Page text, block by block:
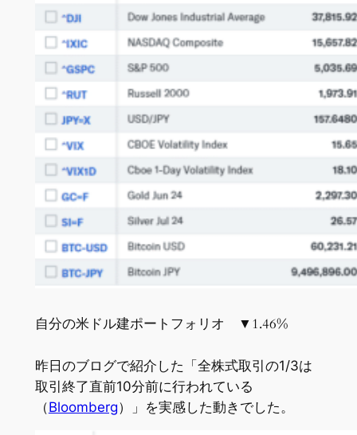
自分の米ドル建ポートフォリオ ▼1.46%
昨日のブログで紹介した「全株式取引の1/3は
取引終了直前10分前に行われている
（Bloomberg）」を実感した動きでした。